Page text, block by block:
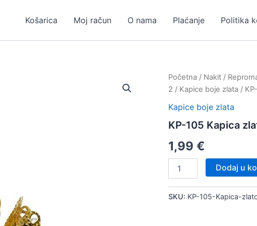
Košarica Moj račun O nama Plaćanje Politika
Početna / Nakit /
2 / Kapice boje zlata /
Kapice boje zlata
KP-105 Kapica
1,99 €
105
zlato,
Dodaj u
SKU: KP-105-Kapica-